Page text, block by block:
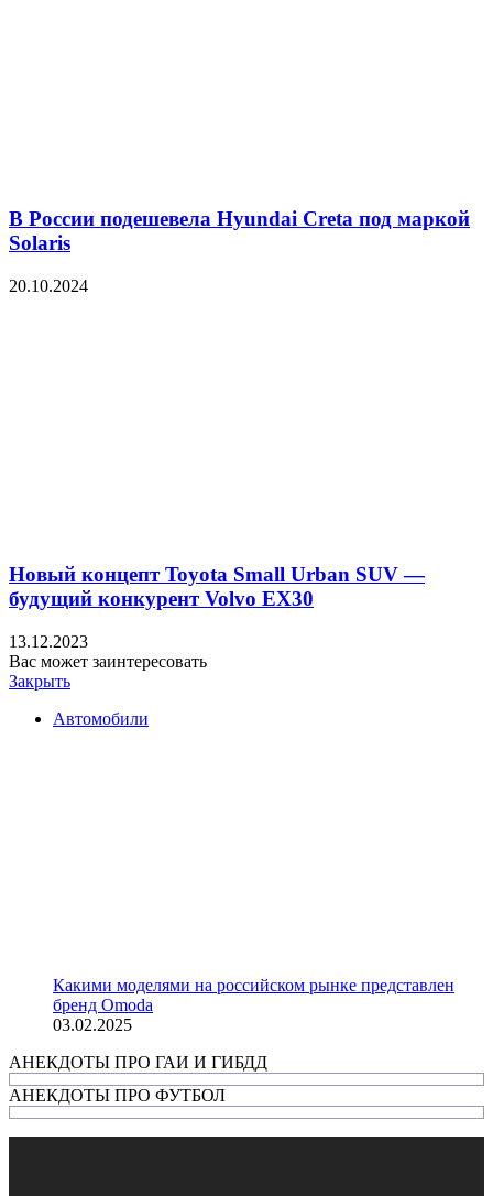
В России подешевела Hyundai Creta под маркой
Solaris
20.10.2024
Новый концепт Toyota Small Urban SUV —
будущий конкурент Volvo EX30
13.12.2023
Вас может заинтересовать
Закрыть
Автомобили
Какими моделями на российском рынке представлен
бренд Omoda
03.02.2025
АНЕКДОТЫ ПРО ГАИ И ГИБДД
АНЕКДОТЫ ПРО ФУТБОЛ